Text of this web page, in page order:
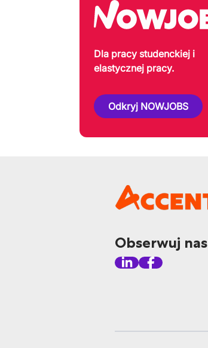
Dla pracy studenckiej i
elastycznej pracy.
Odkryj NOWJOBS
Obserwuj nas